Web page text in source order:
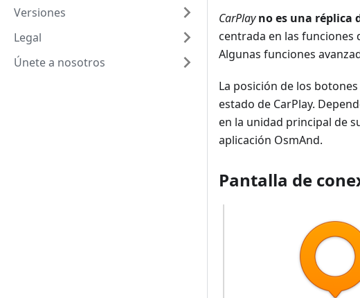
Versiones
Legal
Únete a nosotros
CarPlay no es una réplica
centrada en las funciones
Algunas funciones
La posición de los
estado de CarPlay.
en la unidad principal de
aplicación OsmAnd.
Pantalla de